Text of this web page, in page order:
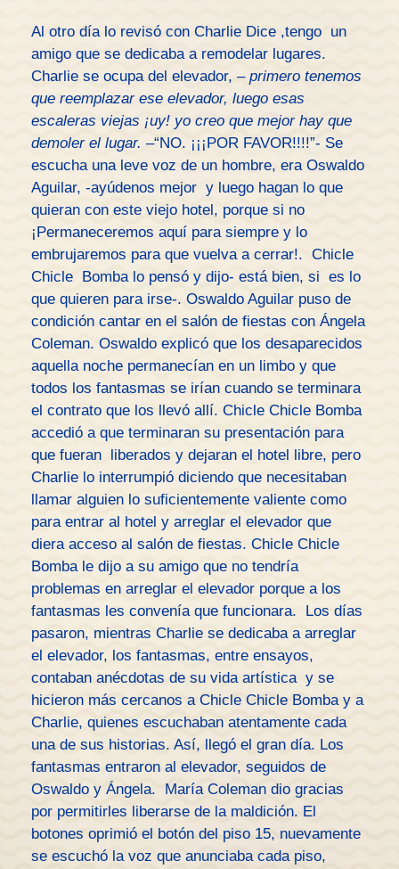
Al otro día lo revisó con Charlie Dice ,tengo un
amigo que se dedicaba a remodelar lugares.
Charlie se ocupa del elevador, – primero tenemos
que reemplazar ese elevador, luego esas
escaleras viejas ¡uy! yo creo que mejor hay que
demoler el lugar. –“NO. ¡¡¡POR FAVOR!!!!”- Se
escucha una leve voz de un hombre, era Oswaldo
Aguilar, -ayúdenos mejor y luego hagan lo que
quieran con este viejo hotel, porque si no
¡Permaneceremos aquí para siempre y lo
embrujaremos para que vuelva a cerrar!. Chicle
Chicle Bomba lo pensó y dijo- está bien, si es lo
que quieren para irse-. Oswaldo Aguilar puso de
condición cantar en el salón de fiestas con Ángela
Coleman. Oswaldo explicó que los desaparecidos
aquella noche permanecían en un limbo y que
todos los fantasmas se irían cuando se terminara
el contrato que los llevó allí. Chicle Chicle Bomba
accedió a que terminaran su presentación para
que fueran liberados y dejaran el hotel libre, pero
Charlie lo interrumpió diciendo que necesitaban
llamar alguien lo suficientemente valiente como
para entrar al hotel y arreglar el elevador que
diera acceso al salón de fiestas. Chicle Chicle
Bomba le dijo a su amigo que no tendría
problemas en arreglar el elevador porque a los
fantasmas les convenía que funcionara. Los días
pasaron, mientras Charlie se dedicaba a arreglar
el elevador, los fantasmas, entre ensayos,
contaban anécdotas de su vida artística y se
hicieron más cercanos a Chicle Chicle Bomba y a
Charlie, quienes escuchaban atentamente cada
una de sus historias. Así, llegó el gran día. Los
fantasmas entraron al elevador, seguidos de
Oswaldo y Ángela. María Coleman dio gracias
por permitirles liberarse de la maldición. El
botones oprimió el botón del piso 15, nuevamente
se escuchó la voz que anunciaba cada piso,